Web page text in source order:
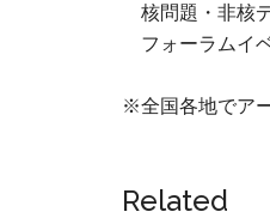
核問題・非核
フォーラムイ
※全国各地でア
Related